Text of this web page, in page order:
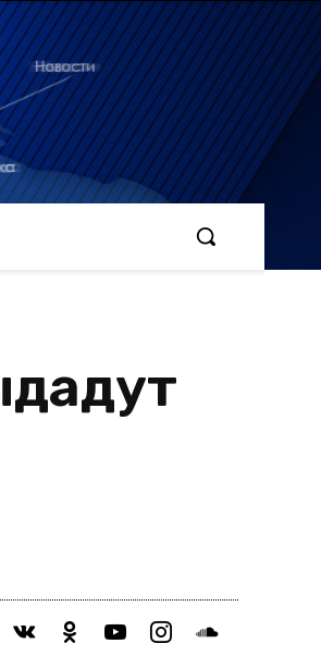
vkontakteodnoklassniki
youtubeinstagramsoundcloud